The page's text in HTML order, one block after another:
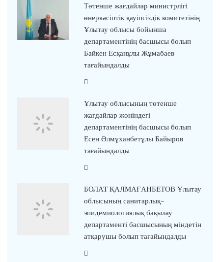
Төтенше жағдайлар министрлігі
өнеркәсіптік қауіпсіздік комитетінің
Ұлытау облысы бойынша
департаментінің басшысы болып
Байкен Есқанұлы Жұмабаев
тағайындалды
Ұлытау облысының төтенше
жағдайлар жөніндегі
департаментінің басшысы болып
Есен Әлмұханбетұлы Байыров
тағайындалды
БОЛАТ ҚАЛМАҒАНБЕТОВ Ұлытау
облысының санитарлық-
эпидемиологиялық бақылау
департаменті басшысының міндетін
атқарушы болып тағайындалды